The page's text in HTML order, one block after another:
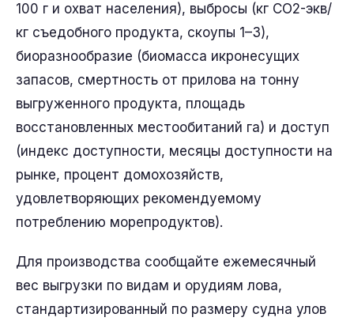
100 г и охват населения), выбросы (кг CO2-экв/
кг съедобного продукта, скоупы 1–3),
биоразнообразие (биомасса икронесущих
запасов, смертность от прилова на тонну
выгруженного продукта, площадь
восстановленных местообитаний га) и доступ
(индекс доступности, месяцы доступности на
рынке, процент домохозяйств,
удовлетворяющих рекомендуемому
потреблению морепродуктов).
Для производства сообщайте ежемесячный
вес выгрузки по видам и орудиям лова,
стандартизированный по размеру судна улов